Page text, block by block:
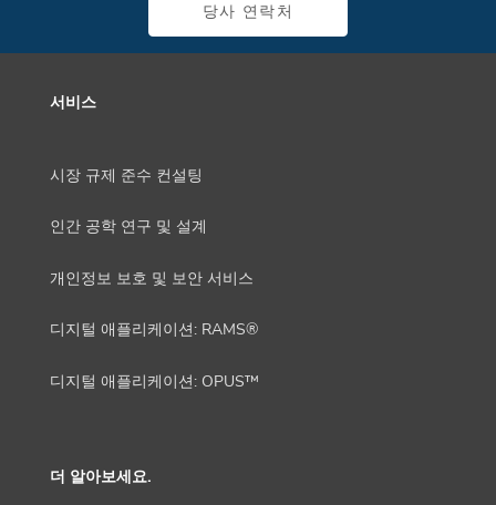
당사 연락처
서비스
시장 규제 준수 컨설팅
인간 공학 연구 및 설계
개인정보 보호 및 보안 서비스
디지털 애플리케이션: RAMS®
디지털 애플리케이션: OPUS™
더 알아보세요.